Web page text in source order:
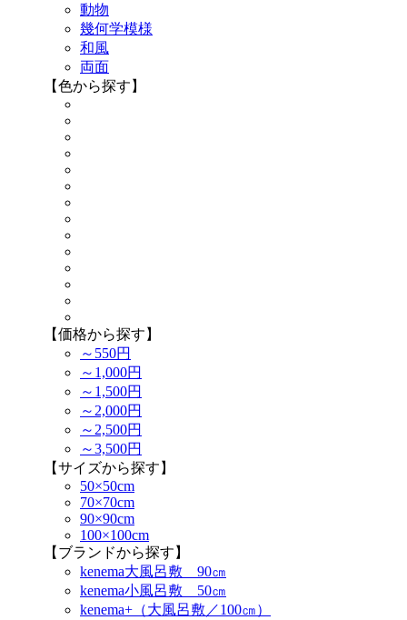
動物
幾何学模様
和風
両面
【色から探す】
【価格から探す】
～550円
～1,000円
～1,500円
～2,000円
～2,500円
～3,500円
【サイズから探す】
50×50cm
70×70cm
90×90cm
100×100cm
【ブランドから探す】
kenema大風呂敷 90㎝
kenema小風呂敷 50㎝
kenema+（大風呂敷／100㎝）